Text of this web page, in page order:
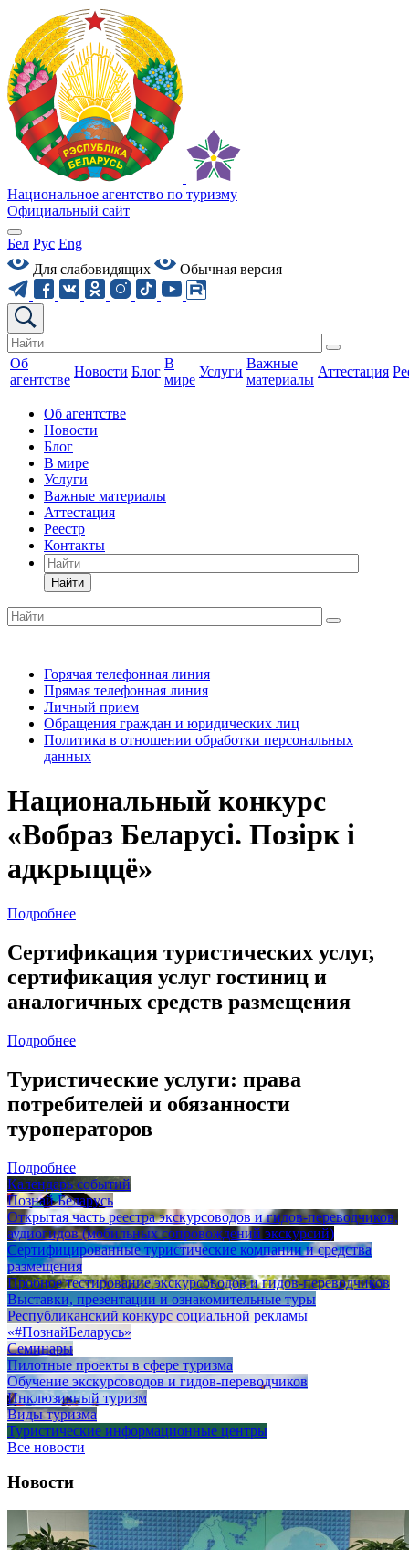
Национальное агентство по туризму
Официальный сайт
Бел Рус Eng
Для слабовидящих
Обычная версия
Об
агентстве
Новости Блог
В
мире
Услуги
Важные
материалы
Аттестация
Об агентстве
Новости
Блог
В мире
Услуги
Важные материалы
Аттестация
Реестр
Контакты
Найти
Горячая телефонная линия
Прямая телефонная линия
Личный прием
Обращения граждан и юридических лиц
Политика в отношении обработки персональных
данных
Национальный конкурс
«Вобраз Беларусі. Позірк і
адкрыццё»
Подробнее
Сертификация туристических услуг,
сертификация услуг гостиниц и
аналогичных средств размещения
Подробнее
Туристические услуги: права
потребителей и обязанности
туроператоров
Подробнее
Календарь событий
Познай Беларусь
Открытая часть реестра экскурсоводов и гидов-переводчиков,
аудиогидов (мобильных сопровождений экскурсий)
Сертифицированные туристические компании и средства
размещения
Пробное тестирование экскурсоводов и гидов-переводчиков
Выставки, презентации и ознакомительные туры
Республиканский конкурс социальной рекламы
«#ПознайБеларусь»
Семинары
Пилотные проекты в сфере туризма
Обучение экскурсоводов и гидов-переводчиков
Инклюзивный туризм
Виды туризма
Туристические информационные центры
Все новости
Новости